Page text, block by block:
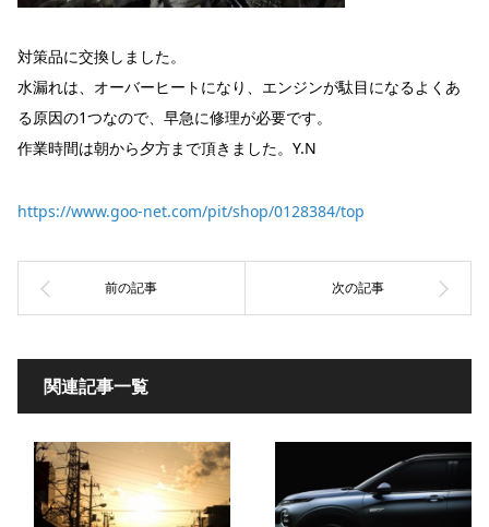
対策品に交換しました。
水漏れは、オーバーヒートになり、エンジンが駄目になるよくあ
る原因の1つなので、早急に修理が必要です。
作業時間は朝から夕方まで頂きました。Y.N
https://www.goo-net.com/pit/shop/0128384/top
関連記事一覧